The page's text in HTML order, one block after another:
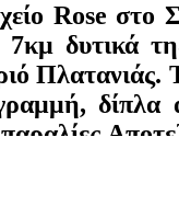
Rose στο
7κμ δυτικά
Πλατανιάς.